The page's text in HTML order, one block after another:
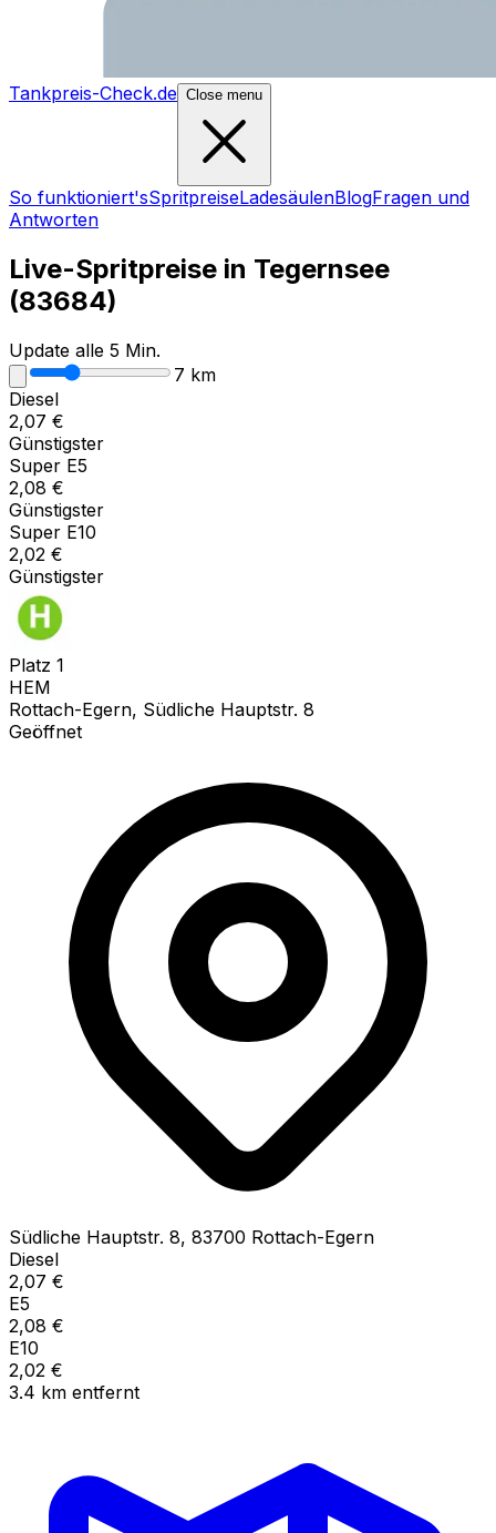
Tankpreis-Check.de Close menu
So funktioniert'sSpritpreiseLadesäulenBlogFragen und
Antworten
Live-Spritpreise in Tegernsee
(83684)
Update alle 5 Min.
7 km
Diesel
2,07 €
Günstigster
Super E5
2,08 €
Günstigster
Super E10
2,02 €
Günstigster
Platz 1
HEM
Rottach-Egern, Südliche Hauptstr. 8
Geöffnet
Südliche Hauptstr. 8, 83700 Rottach-Egern
Diesel
2,07 €
E5
2,08 €
E10
2,02 €
3.4 km entfernt